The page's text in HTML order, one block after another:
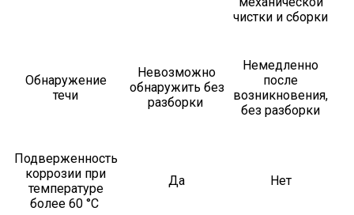
чистки и сборки
Обнаружение
течи
Невозможно
обнаружить без
разборки
Немедленно
после
возникновения,
без разборки
Подверженность
коррозии при
температуре
более 60 °С
Да Нет